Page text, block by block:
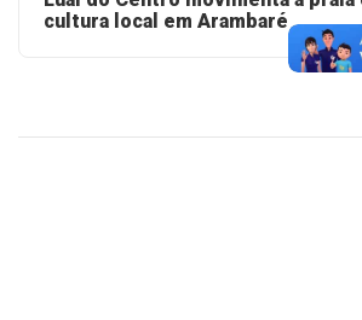
cultura local em Arambaré